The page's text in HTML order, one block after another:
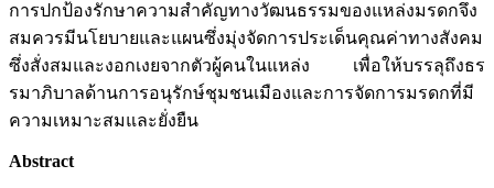
การปกป้องรักษาความสำคัญทางวัฒนธรรมของแหล่งมรดกจึง
สมควรมีนโยบายและแผนซึ่งมุ่งจัดการประเด็นคุณค่าทางสังคม
ซึ่งสั่งสมและงอกเงยจากตัวผู้คนในแหล่ง เพื่อให้บรรลุถึงธร
รมาภิบาลด้านการอนุรักษ์ชุมชนเมืองและการจัดการมรดกที่มี
ความเหมาะสมและยั่งยืน
Abstract